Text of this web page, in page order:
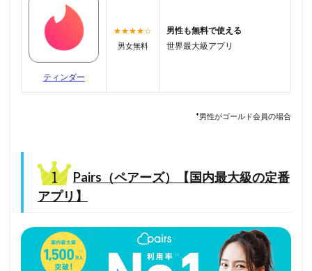
ティンダー
★★★★☆
男女無料
男性も無料で使える
世界最大級アプリ
*男性がゴールド会員の場合
Pairs（ペアーズ）【国内最大級の定番
アプリ】